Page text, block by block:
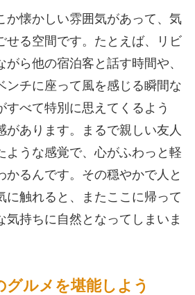
か懐かしい雰囲気があって、気
せる空間です。たとえば、リビ
ら他の宿泊客と話す時間や、
ンチに座って風を感じる瞬間な
すべて特別に思えてくるよう
があります。まるで親しい友人
ような感覚で、心がふわっと軽
かるんです。その穏やかで人と
に触れると、またここに帰って
気持ちに自然となってしまいま
グルメを堪能しよう